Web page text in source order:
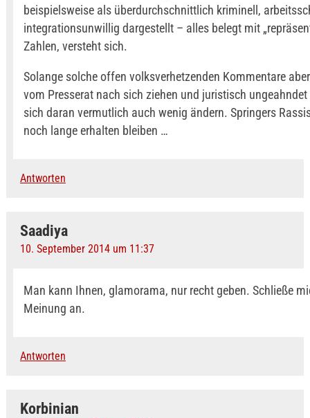
beispielsweise als überdurchschnittlich kriminell,
integrationsunwillig dargestellt – alles belegt mit
Zahlen, versteht sich.
Solange solche offen volksverhetzenden Kommentare
vom Presserat nach sich ziehen und juristisch
sich daran vermutlich auch wenig ändern. Springers
noch lange erhalten bleiben …
Antworten
Saadiya
10. September 2014 um 11:37
Man kann Ihnen, glamorama, nur recht geben. Schließe
Meinung an.
Antworten
Korbinian